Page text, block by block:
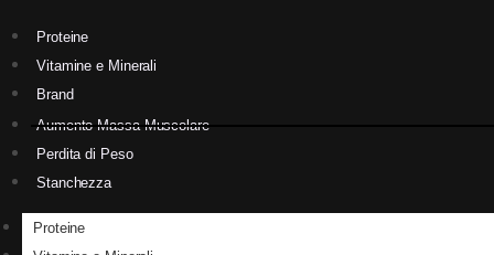
Proteine
Vitamine e Minerali
Brand
Aumento Massa Muscolare
Perdita di Peso
Stanchezza
Proteine